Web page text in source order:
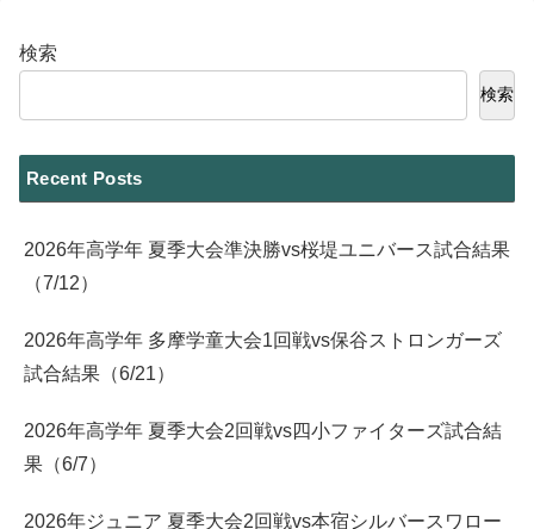
検索
検索
Recent Posts
2026年高学年 夏季大会準決勝vs桜堤ユニバース試合結果
（7/12）
2026年高学年 多摩学童大会1回戦vs保谷ストロンガーズ
試合結果（6/21）
2026年高学年 夏季大会2回戦vs四小ファイターズ試合結
果（6/7）
2026年ジュニア 夏季大会2回戦vs本宿シルバースワロー